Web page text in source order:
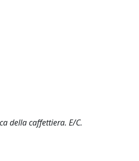
della caffettiera. E/C.